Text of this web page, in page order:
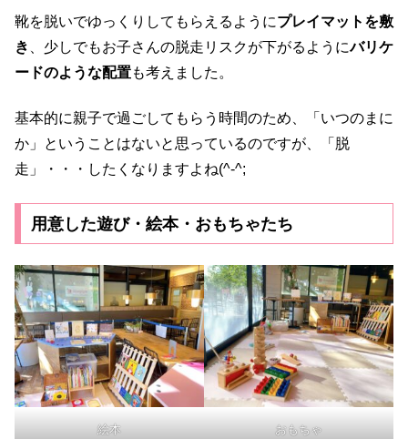
靴を脱いでゆっくりしてもらえるようにプレイマットを敷
き
、少しでもお子さんの脱走リスクが下がるようにバリケ
ードのような配置も考えました。
基本的に親子で過ごしてもらう時間のため、「いつのまに
か」ということはないと思っているのですが、「脱
走」・・・したくなりますよね(^-^;
用意した遊び・絵本・おもちゃたち
絵本 おもちゃ